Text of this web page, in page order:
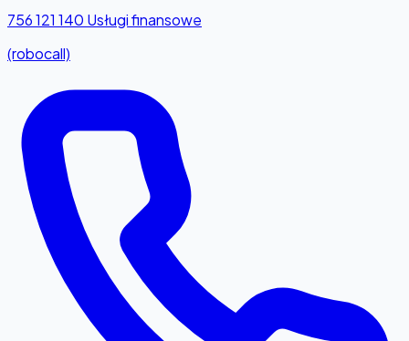
756 121 140 Usługi finansowe
(robocall)